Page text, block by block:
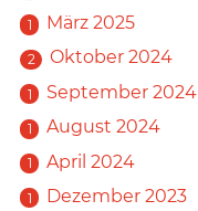
1 März 2025
2 Oktober 2024
1 September 2024
1 August 2024
1 April 2024
1 Dezember 2023